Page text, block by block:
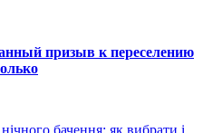
призыв к переселению
бачення: як вибрати і